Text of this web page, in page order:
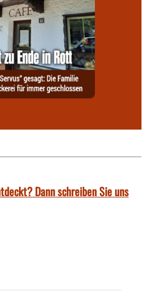
Dann schreiben Sie uns